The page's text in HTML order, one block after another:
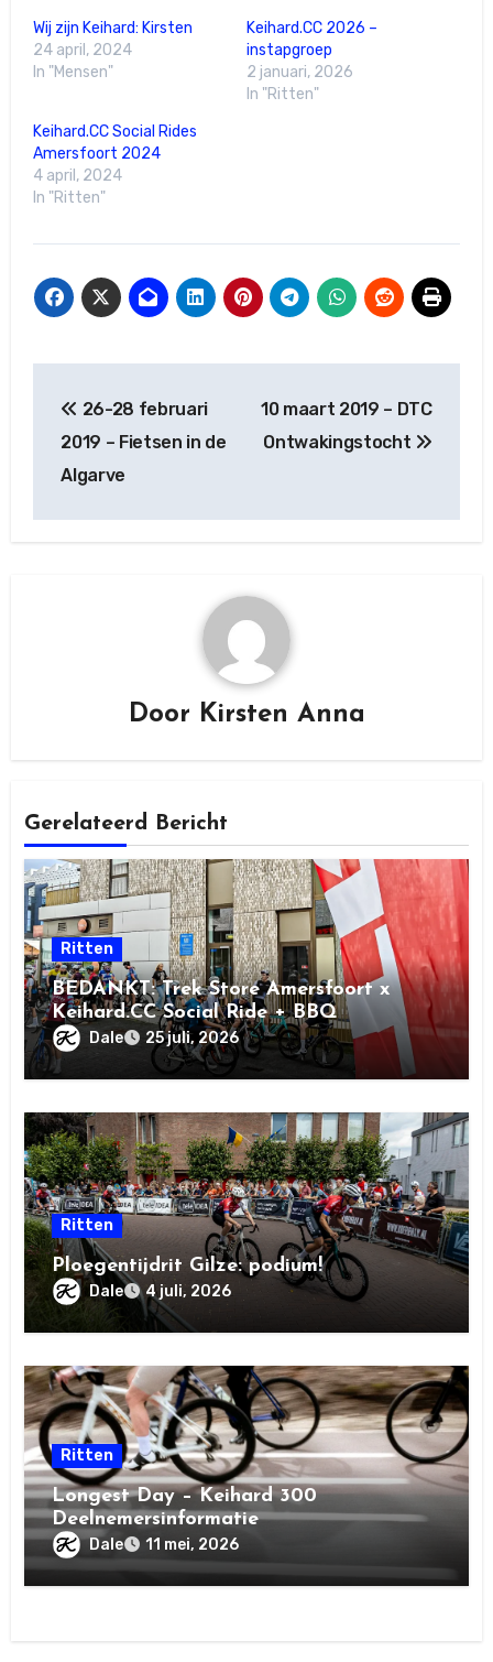
Wij zijn Keihard: Kirsten
24 april, 2024
In "Mensen"
Keihard.CC 2026 –
instapgroep
2 januari, 2026
In "Ritten"
Keihard.CC Social Rides
Amersfoort 2024
4 april, 2024
In "Ritten"
26-28 februari
2019 – Fietsen in de
Algarve
10 maart 2019 – DTC
Ontwakingstocht
Door Kirsten Anna
Gerelateerd Bericht
Ritten
BEDANKT: Trek Store Amersfoort x
Keihard.CC Social Ride + BBQ
Dale 25 juli, 2026
Ritten
Ploegentijdrit Gilze: podium!
Dale 4 juli, 2026
Ritten
Longest Day – Keihard 300
Deelnemersinformatie
Dale 11 mei, 2026